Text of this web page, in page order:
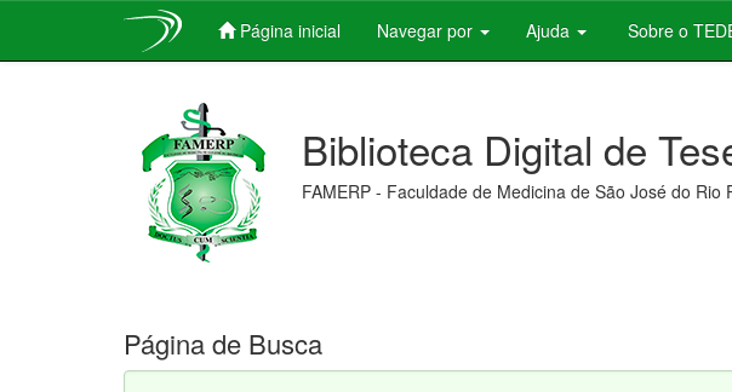
Página inicial Navegar por Ajuda Sobre o
Biblioteca Digital de
FAMERP - Faculdade de Medicina de São José do Rio
Página de Busca